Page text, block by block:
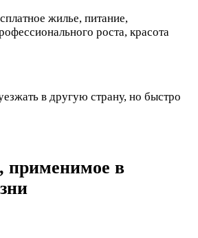
жилье, питание,
роста, красота
в другую страну, но быстро
применимое в